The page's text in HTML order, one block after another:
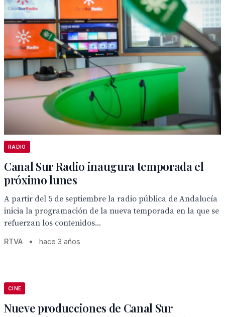
RADIO
Canal Sur Radio inaugura temporada el
próximo lunes
A partir del 5 de septiembre la radio pública de Andalucía
inicia la programación de la nueva temporada en la que se
refuerzan los contenidos...
RTVA • hace 3 años
CINE
Nueve producciones de Canal Sur